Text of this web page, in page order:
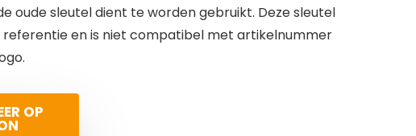
oude sleutel dient te worden gebruikt. Deze sleutel
referentie en is niet compatibel met artikelnummer
OP